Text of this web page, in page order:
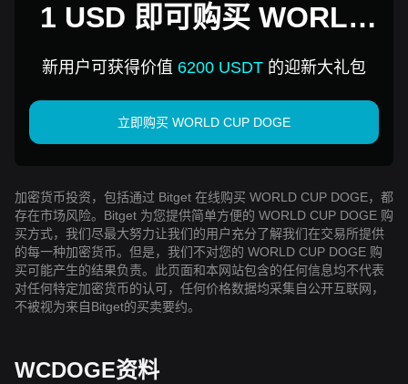
1 USD 即可购买 WORLD
CUP DOGE
新用户可获得价值 6200 USDT 的迎新大礼包
立即购买 WORLD CUP DOGE
加密货币投资，包括通过 Bitget 在线购买 WORLD CUP DOGE，都
存在市场风险。Bitget 为您提供简单方便的 WORLD CUP DOGE 购
买方式，我们尽最大努力让我们的用户充分了解我们在交易所提供
的每一种加密货币。但是，我们不对您的 WORLD CUP DOGE 购
买可能产生的结果负责。此页面和本网站包含的任何信息均不代表
对任何特定加密货币的认可，任何价格数据均采集自公开互联网，
不被视为来自Bitget的买卖要约。
WCDOGE资料